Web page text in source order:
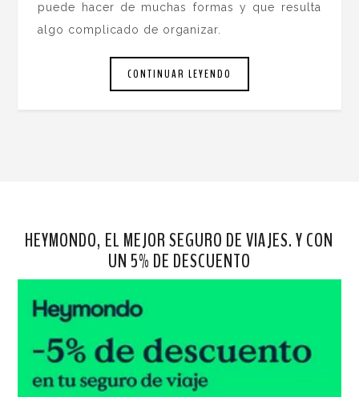
puede hacer de muchas formas y que resulta
algo complicado de organizar.
CONTINUAR LEYENDO
HEYMONDO, EL MEJOR SEGURO DE VIAJES. Y CON
UN 5% DE DESCUENTO